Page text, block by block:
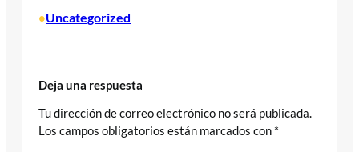
•Uncategorized
Deja una respuesta
Tu dirección de correo electrónico no será publicada.
Los campos obligatorios están marcados con *